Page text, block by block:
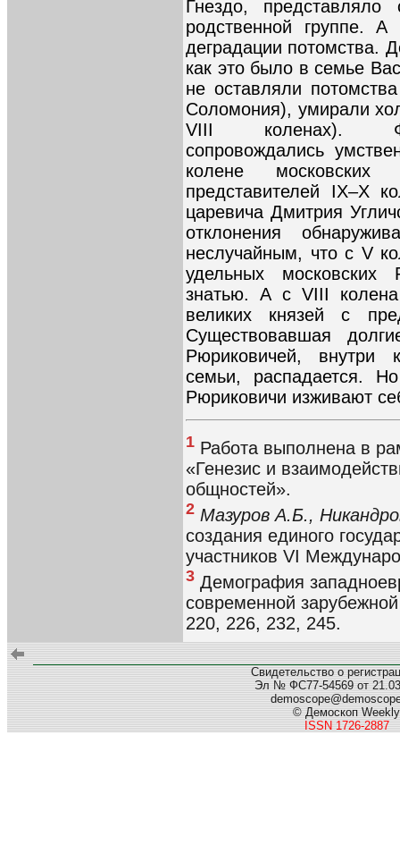
Гнездо, представляло
родственной группе. А
деградации потомства.
как это было в семье
не оставляли
Соломония), умирали
VIII коленах).
сопровождались
колене
представителей IX–X
царевича Дмитрия
отклонения
неслучайным, что с V
удельных московских
знатью. А с VIII
великих князей с
Существовавшая
Рюриковичей, внутри
семьи, распадается.
Рюриковичи изживают
1 Работа выполнена в
«Генезис и
общностей».
2 Мазуров А.Б.,
создания единого
участников VI
3 Демография
современной
220, 226, 232, 245.
Свидетельство о
Эл № ФС77-54569 от
© Демоскоп Weekly
ISSN 1726-2887